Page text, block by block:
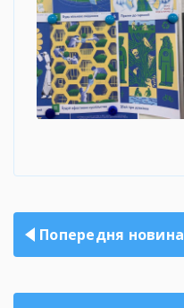
Навігація
записів
Попередня новина